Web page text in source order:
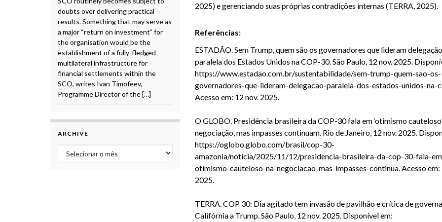
2025) e gerenciando suas próprias contradições internas (TERRA, 2025).
Referências:
ESTADÃO.Sem Trump, quem são os governadores que lideram delegação
paralela dos Estados Unidos na COP-30. São Paulo, 12 nov. 2025.
https://www.estadao.com.br/sustentabilidade/sem-trump-quem-sao-os-
governadores-que-lideram-delegacao-paralela-dos-estados-unidos-na-
Acesso em: 12 nov. 2025.
O GLOBO. Presidência brasileira da COP-30 fala em ‘otimismo
negociação, mas impasses continuam. Rio de Janeiro, 12 nov. 2025.
https://oglobo.globo.com/brasil/cop-30-
amazonia/noticia/2025/11/12/presidencia-brasileira-da-cop-30-fala-
otimismo-cauteloso-na-negociacao-mas-impasses-continua. Acesso em:
2025.
TERRA.COP 30: Dia agitado tem invasão de pavilhão e crítica de
Califórnia a Trump. São Paulo, 12 nov. 2025. Disponível em:
doubts over delivering practical
results. Something that may serve as
a major “return on investment” for
the organisation would be the
establishment of a fully-fledged
multilateral infrastructure for
financial settlements within the
SCO, writes Ivan Timofeev,
Programme Director of the […]
ARCHIVE
Archive